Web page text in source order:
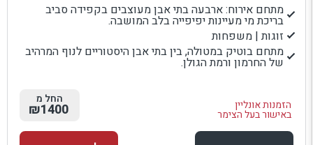
מתחם אירוח: ארבעה בתי אבן מעוצבים בקפידה סביב
בריכת מי מעיינות יפיפייה בלב המושבה.
זוגות | משפחות
מתחם בוטיק במטולה, בין בתי אבן היסטוריים לנוף המרהיב
של החרמון ורמת הגולן.
הזמנות אונליין
באישור בעל הצימר
החל מ
₪1400